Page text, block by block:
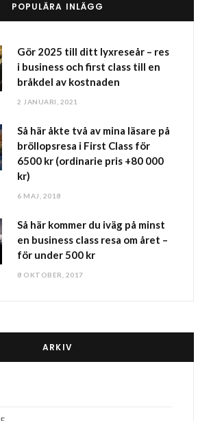
POPULÄRA INLÄGG
Gör 2025 till ditt lyxreseår – res
i business och first class till en
bråkdel av kostnaden
2 JANUARI, 2021
Så här åkte två av mina läsare på
bröllopsresa i First Class för
6500 kr (ordinarie pris +80 000
kr)
6 MAJ, 2018
Så här kommer du iväg på minst
en business class resa om året –
för under 500 kr
8 OKTOBER, 2017
ARKIV